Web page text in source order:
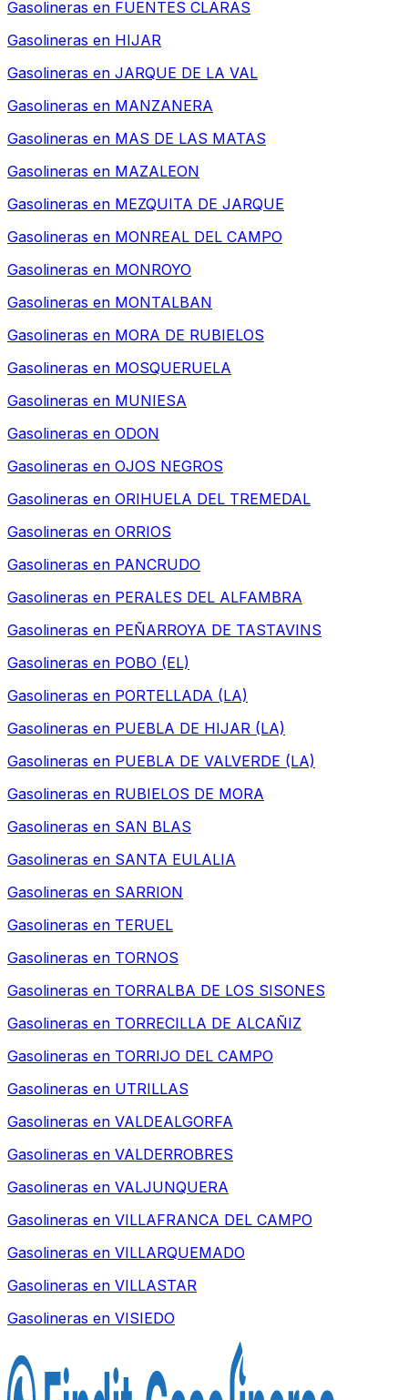
Gasolineras en FUENTES CLARAS
Gasolineras en HIJAR
Gasolineras en JARQUE DE LA VAL
Gasolineras en MANZANERA
Gasolineras en MAS DE LAS MATAS
Gasolineras en MAZALEON
Gasolineras en MEZQUITA DE JARQUE
Gasolineras en MONREAL DEL CAMPO
Gasolineras en MONROYO
Gasolineras en MONTALBAN
Gasolineras en MORA DE RUBIELOS
Gasolineras en MOSQUERUELA
Gasolineras en MUNIESA
Gasolineras en ODON
Gasolineras en OJOS NEGROS
Gasolineras en ORIHUELA DEL TREMEDAL
Gasolineras en ORRIOS
Gasolineras en PANCRUDO
Gasolineras en PERALES DEL ALFAMBRA
Gasolineras en PEÑARROYA DE TASTAVINS
Gasolineras en POBO (EL)
Gasolineras en PORTELLADA (LA)
Gasolineras en PUEBLA DE HIJAR (LA)
Gasolineras en PUEBLA DE VALVERDE (LA)
Gasolineras en RUBIELOS DE MORA
Gasolineras en SAN BLAS
Gasolineras en SANTA EULALIA
Gasolineras en SARRION
Gasolineras en TERUEL
Gasolineras en TORNOS
Gasolineras en TORRALBA DE LOS SISONES
Gasolineras en TORRECILLA DE ALCAÑIZ
Gasolineras en TORRIJO DEL CAMPO
Gasolineras en UTRILLAS
Gasolineras en VALDEALGORFA
Gasolineras en VALDERROBRES
Gasolineras en VALJUNQUERA
Gasolineras en VILLAFRANCA DEL CAMPO
Gasolineras en VILLARQUEMADO
Gasolineras en VILLASTAR
Gasolineras en VISIEDO